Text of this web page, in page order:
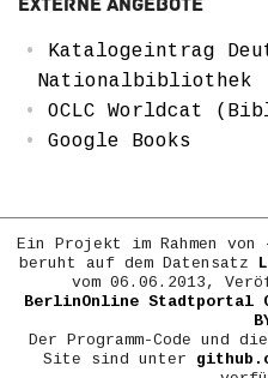
Externe Angebote
Katalogeintrag
Nationalbibliothek
OCLC Worldcat
Google Books
Ein Projekt im Rahmen von
beruht auf dem Datensatz
vom 06.06.2013,
BerlinOnline Stadtportal
Der Programm-Code und
Site sind unter